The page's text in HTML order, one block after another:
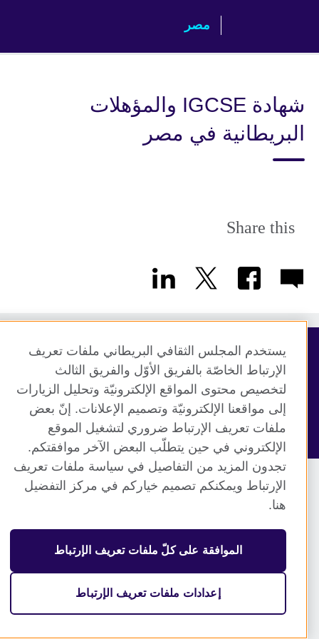
مصر‎
شهادة IGCSE والمؤهلات
البريطانية في مصر
Share this
منظمة المملكة المتحدة الدولية للعلاقات الثقافية والفرص
التعليمية. جمعية خيرية مسجلة تحت رقم 209131 (إنجلترا وويلز)
يستخدم المجلس الثقافي البريطاني ملفات تعريف
الإرتباط الخاصّة بالفريق الأوّل والفريق الثالث
لتخصيص محتوى المواقع الإلكترونيّة وتحليل الزيارات
إلى مواقعنا الإلكترونيّة وتصميم الإعلانات. إنّ بعض
ملفات تعريف الإرتباط ضروري لتشغيل الموقع
الإلكتروني في حين يتطلّب البعض الآخر موافقتكم.
تجدون المزيد من التفاصيل في سياسة ملفات تعريف
الإرتباط ويمكنكم تصميم خياركم في مركز التفضيل
هنا.
الموافقة على كلّ ملفات تعريف الإرتباط
إعدادات ملفات تعريف الإرتباط